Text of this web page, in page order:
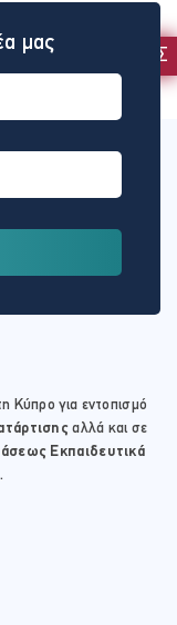
ΕΝΔΙΑΦΕΡΟΝΤΟΣ
μας
Κύπρο για εντοπισμό
αλλά και σε
Εκπαιδευτικά